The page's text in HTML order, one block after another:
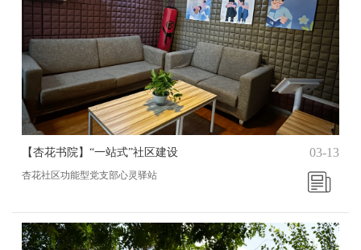
专业“解锁”研路漫漫，前路浩浩，需要漫长的沉淀和耐
心。...
【杏花书院】“一站式”社区建设
杏花社区功能型党支部心灵驿站
03-13